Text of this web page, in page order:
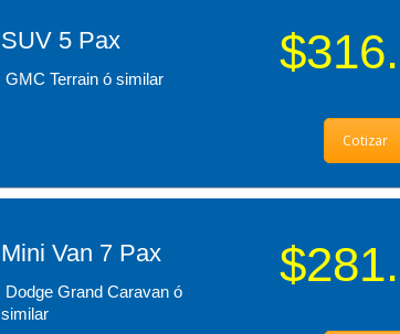
SUV 5 Pax
GMC Terrain ó similar
Cotizar
Mini Van 7 Pax
Dodge Grand Caravan ó
similar